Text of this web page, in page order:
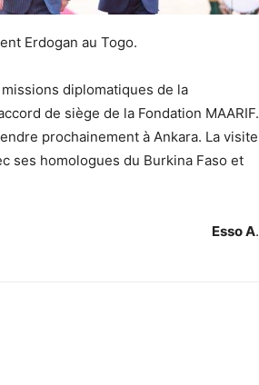
Erdogan au Togo.
diplomatiques de la
de siège de la Fondation MAARIF.
prochainement à Ankara. La visite
ses homologues du Burkina Faso et
Esso A.